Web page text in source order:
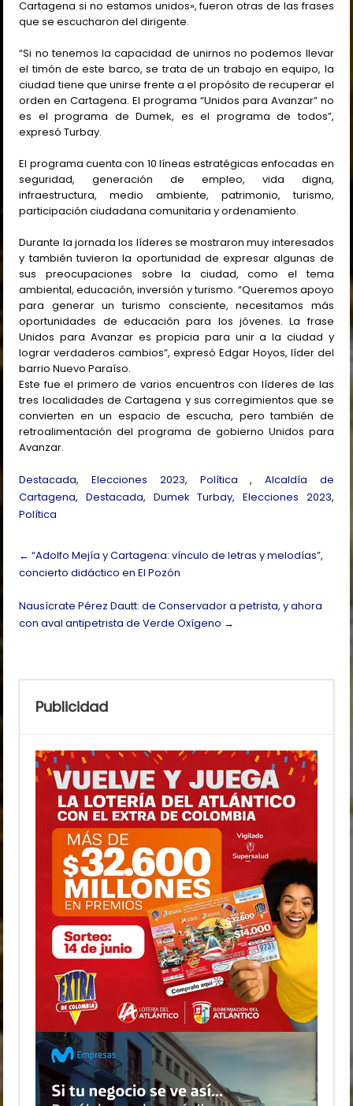
Cartagena si no estamos unidos», fueron otras de las frases
que se escucharon del dirigente.
“Si no tenemos la capacidad de unirnos no podemos llevar
el timón de este barco, se trata de un trabajo en equipo, la
ciudad tiene que unirse frente a el propósito de recuperar el
orden en Cartagena. El programa “Unidos para Avanzar” no
es el programa de Dumek, es el programa de todos”,
expresó Turbay.
El programa cuenta con 10 líneas estratégicas enfocadas en
seguridad, generación de empleo, vida digna,
infraestructura, medio ambiente, patrimonio, turismo,
participación ciudadana comunitaria y ordenamiento.
Durante la jornada los líderes se mostraron muy interesados
y también tuvieron la oportunidad de expresar algunas de
sus preocupaciones sobre la ciudad, como el tema
ambiental, educación, inversión y turismo. “Queremos apoyo
para generar un turismo consciente, necesitamos más
oportunidades de educación para los jóvenes. La frase
Unidos para Avanzar es propicia para unir a la ciudad y
lograr verdaderos cambios”, expresó Edgar Hoyos, líder del
barrio Nuevo Paraíso.
Este fue el primero de varios encuentros con líderes de las
tres localidades de Cartagena y sus corregimientos que se
convierten en un espacio de escucha, pero también de
retroalimentación del programa de gobierno Unidos para
Avanzar.
Destacada,Elecciones 2023, Política , Alcaldía de
Cartagena,Destacada, Dumek Turbay, Elecciones 2023,
Política
Post
navigation
← “Adolfo Mejía y Cartagena: vínculo de letras y melodías”,
concierto didáctico en El Pozón
Nausícrate Pérez Dautt: de Conservador a petrista, y ahora
con aval antipetrista de Verde Oxígeno →
Publicidad